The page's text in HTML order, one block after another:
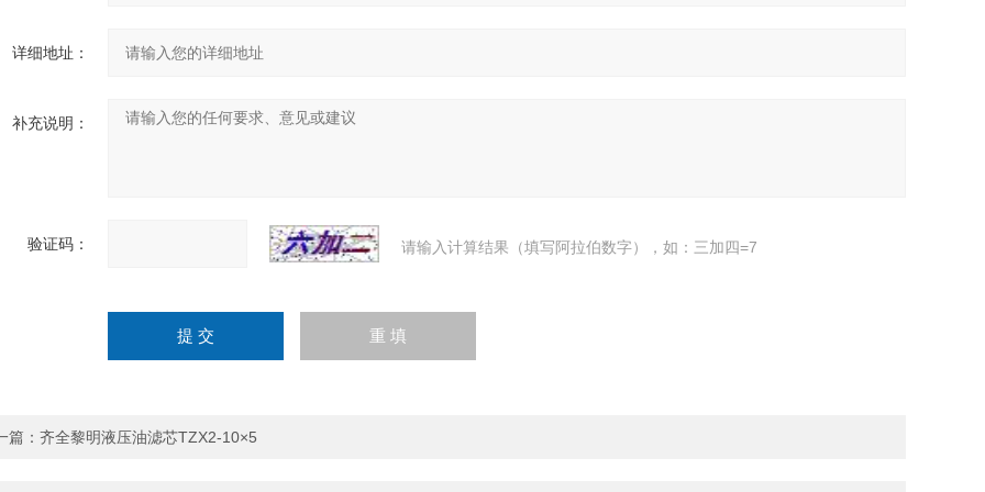
详细地址：
补充说明：
验证码： 请输入计算结果（填写阿拉伯数字），如：三加四=7
篇： 齐全黎明液压油滤芯TZX2-10×5